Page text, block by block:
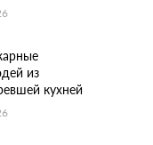
из
кухней